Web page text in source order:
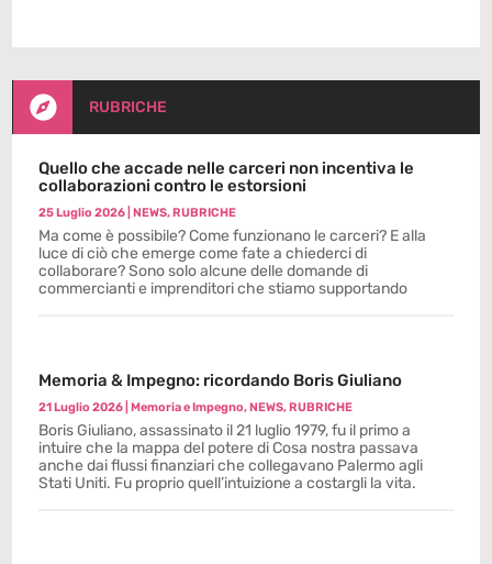
 RUBRICHE
Quello che accade nelle carceri non incentiva le
collaborazioni contro le estorsioni
25 Luglio 2026 |NEWS,RUBRICHE
Ma come è possibile? Come funzionano le carceri? E alla
luce di ciò che emerge come fate a chiederci di
collaborare? Sono solo alcune delle domande di
commercianti e imprenditori che stiamo supportando
Memoria & Impegno: ricordando Boris Giuliano
21 Luglio 2026 |Memoria e Impegno,NEWS,RUBRICHE
Boris Giuliano, assassinato il 21 luglio 1979, fu il primo a
intuire che la mappa del potere di Cosa nostra passava
anche dai flussi finanziari che collegavano Palermo agli
Stati Uniti. Fu proprio quell’intuizione a costargli la vita.